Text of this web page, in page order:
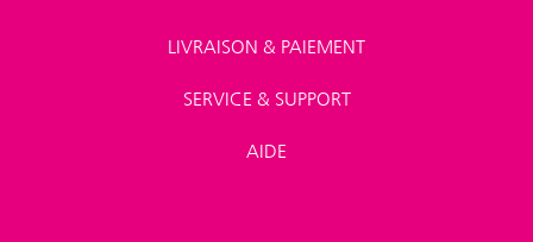
LIVRAISON & PAIEMENT
SERVICE & SUPPORT
AIDE